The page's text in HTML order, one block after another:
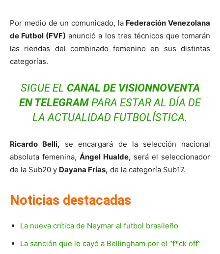
Por medio de un comunicado, la Federación Venezolana
de Futbol (FVF) anunció a los tres técnicos que tomarán
las riendas del combinado femenino en sus distintas
categorías.
SIGUE EL CANAL DE VISIONNOVENTA
ENTELEGRAM PARA ESTAR AL DÍA DE
LA ACTUALIDAD FUTBOLÍSTICA.
Ricardo Belli, se encargará de la selección nacional
absoluta femenina, Ángel Hualde, será el seleccionador
de la Sub20 y Dayana Frías, de la categoría Sub17.
Noticias destacadas
La nueva crítica de Neymar al futbol brasileño
La sanción que le cayó a Bellingham por el “f*ck off”